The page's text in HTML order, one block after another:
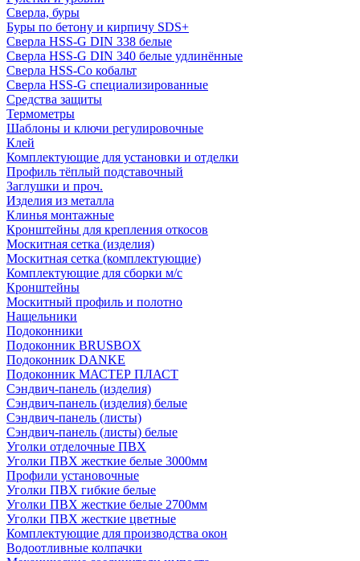
Сверла, буры
Буры по бетону и кирпичу SDS+
Сверла HSS-G DIN 338 белые
Сверла HSS-G DIN 340 белые удлинённые
Сверла HSS-Co кобальт
Сверла HSS-G специализированные
Средства защиты
Термометры
Шаблоны и ключи регулировочные
Клей
Комплектующие для установки и отделки
Профиль тёплый подставочный
Заглушки и проч.
Изделия из металла
Клинья монтажные
Кронштейны для крепления откосов
Москитная сетка (изделия)
Москитная сетка (комплектующие)
Комплектующие для сборки м/с
Кронштейны
Москитный профиль и полотно
Нащельники
Подоконники
Подоконник BRUSBOX
Подоконник DANKE
Подоконник МАСТЕР ПЛАСТ
Сэндвич-панель (изделия)
Сэндвич-панель (изделия) белые
Сэндвич-панель (листы)
Сэндвич-панель (листы) белые
Уголки отделочные ПВХ
Уголки ПВХ жесткие белые 3000мм
Профили установочные
Уголки ПВХ гибкие белые
Уголки ПВХ жесткие белые 2700мм
Уголки ПВХ жесткие цветные
Комплектующие для производства окон
Водоотливные колпачки